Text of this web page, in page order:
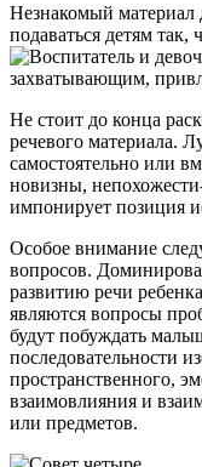
Незнакомый материал
подаваться детям так,
захватывающим,
Не стоит до конца
речевого материала.
самостоятельно или
новизны,
импонирует позиция
Особое внимание
вопросов.
развитию речи
являются вопросы
будут побуждать
последовательности
пространственного,
взаимовлияния и
или предметов.